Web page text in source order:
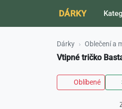
DÁRKY
Dárky Oblečení a
Vtipné tričko
Oblíbené